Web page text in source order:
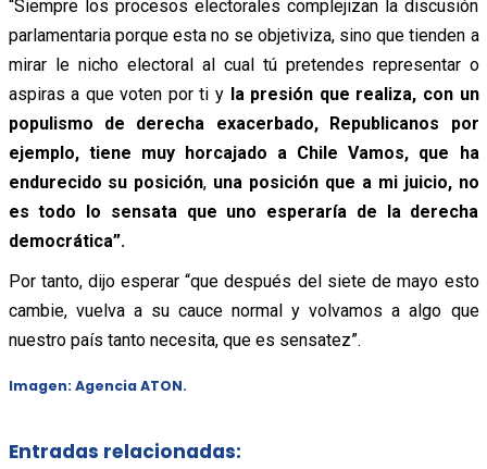
“Siempre los procesos electorales complejizan la discusión
parlamentaria porque esta no se objetiviza, sino que tienden a
mirar le nicho electoral al cual tú pretendes representar o
aspiras a que voten por ti y la presión que realiza, con un
populismo de derecha exacerbado, Republicanos por
ejemplo, tiene muy horcajado a Chile Vamos, que ha
endurecido su posición, una posición que a mi juicio, no
es todo lo sensata que uno esperaría de la derecha
democrática”.
Por tanto, dijo esperar “que después del siete de mayo esto
cambie, vuelva a su cauce normal y volvamos a algo que
nuestro país tanto necesita, que es sensatez”.
Imagen: Agencia ATON.
Entradas relacionadas: